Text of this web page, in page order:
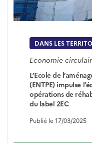
DANS LES
Economie
L’Ecole de
(ENTPE) impulse
opérations de
du label 2EC
Publié le 17/03/2025